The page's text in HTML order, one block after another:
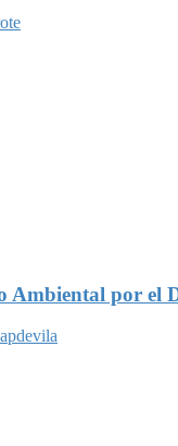
Ambiental por el